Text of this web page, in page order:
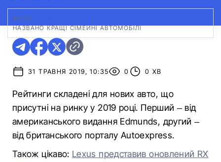
ФОТО:
НАЗВАНО КРАЩІ СІМЕЙНІ АВТОМОБІЛІ
31 ТРАВНЯ 2019, 10:35 0 0 ХВ
Рейтинги складені для нових авто, що
присутні на ринку у 2019 році. Перший – від
американського видання Edmunds, другий –
від британського порталу Аutoexpress.
Також цікаво: Lexus представив оновлений RX